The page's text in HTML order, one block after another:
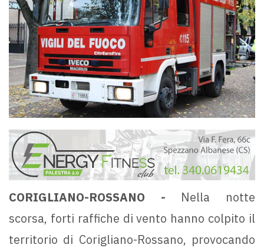
CORIGLIANO-ROSSANO - Nella notte
scorsa, forti raffiche di vento hanno colpito il
territorio di Corigliano-Rossano, provocando